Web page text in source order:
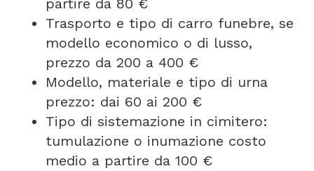
partire da 80 €
Trasporto e tipo di carro funebre, se
modello economico o di lusso,
prezzo da 200 a 400 €
Modello, materiale e tipo di urna
prezzo: dai 60 ai 200 €
Tipo di sistemazione in cimitero:
tumulazione o inumazione costo
medio a partire da 100 €